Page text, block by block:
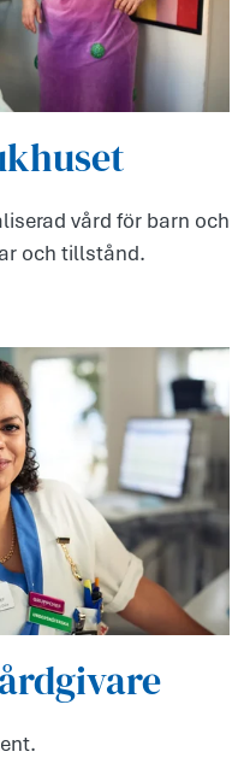
vård för barn och
och tillstånd.